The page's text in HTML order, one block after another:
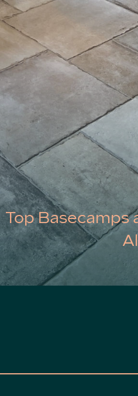
Top Basecamps